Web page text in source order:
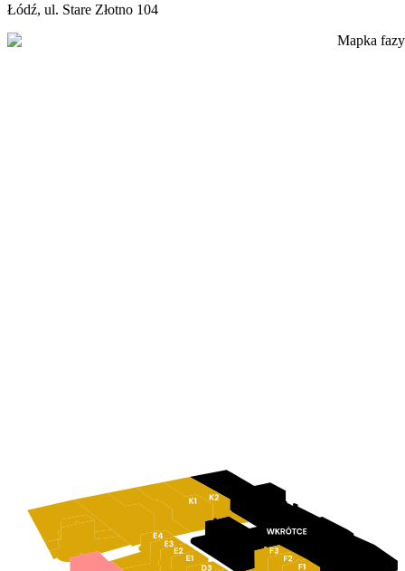
Łódź, ul. Stare Złotno 104